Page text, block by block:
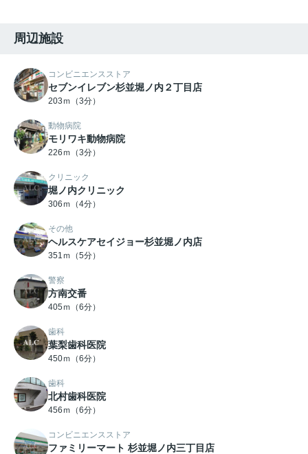
周辺施設
コンビニエンスストア
セブンイレブン杉並堀ノ内２丁目店
203ｍ（3分）
動物病院
モリワキ動物病院
226ｍ（3分）
クリニック
堀ノ内クリニック
306ｍ（4分）
その他
ヘルスケアセイジョー杉並堀ノ内店
351ｍ（5分）
警察
方南交番
405ｍ（6分）
歯科
葉梨歯科医院
450ｍ（6分）
歯科
北村歯科医院
456ｍ（6分）
コンビニエンスストア
ファミリーマート 杉並堀ノ内三丁目店